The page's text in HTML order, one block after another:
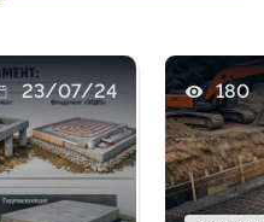
23/07/24 180